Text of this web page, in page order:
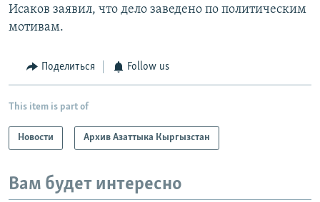
Исаков заявил, что дело заведено по политическим
мотивам.
Поделиться Follow us
This item is part of
Новости Архив Азаттыка Кыргызстан
Вам будет интересно